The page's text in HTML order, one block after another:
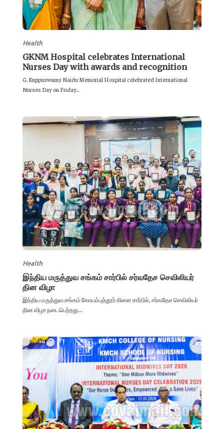
Health
GKNM Hospital celebrates International
Nurses Day with awards and recognition
G. Kuppuswamy Naidu Memorial Hospital celebrated International
Nurses Day on Friday...
Health
இந்திய மருத்துவ சங்கம் சார்பில் சர்வதேச செவிலியர்
தின விழா
இந்திய மருத்துவ சங்கம் கோயம்புத்தூர் கிளை சார்பில், சர்வதேச செவிலியர்
தின விழா நடைபெற்றது....